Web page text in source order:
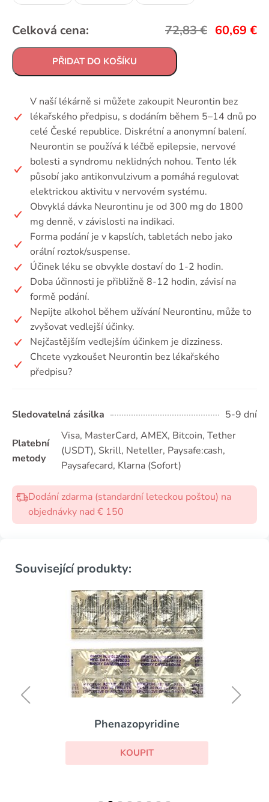
Celková cena: 72,83€ 60,69 €
PŘIDAT DO KOŠÍKU
V naší lékárně si můžete zakoupit Neurontin bez
lékařského předpisu, s dodáním během 5–14 dnů po
celé České republice. Diskrétní a anonymní balení.
Neurontin se používá k léčbě epilepsie, nervové
bolesti a syndromu neklidných nohou. Tento lék
působí jako antikonvulzivum a pomáhá regulovat
elektrickou aktivitu v nervovém systému.
Obvyklá dávka Neurontinu je od 300 mg do 1800
mg denně, v závislosti na indikaci.
Forma podání je v kapslích, tabletách nebo jako
orální roztok/suspense.
Účinek léku se obvykle dostaví do 1-2 hodin.
Doba účinnosti je přibližně 8-12 hodin, závisí na
formě podání.
Nepijte alkohol během užívání Neurontinu, může to
zvyšovat vedlejší účinky.
Nejčastějším vedlejším účinkem je dizziness.
Chcete vyzkoušet Neurontin bez lékařského
předpisu?
Sledovatelná zásilka 5-9 dní
Platební
metody
Visa, MasterCard, AMEX, Bitcoin, Tether
(USDТ), Skrill, Neteller, Paysafe:cash,
Paysafecard, Klarna (Sofort)
Dodání zdarma (standardní leteckou poštou) na
objednávky nad € 150
Související produkty:
Phenazopyridine
KOUPIT